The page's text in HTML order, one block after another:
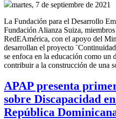
martes, 7 de septiembre de 2021
La Fundación para el Desarrollo
Fundación Alianza Suiza,
RedEAmérica, con el apoyo del
desarrollan el proyecto
se enfoca en la educación como un
contribuir a la construcción de una
APAP presenta
sobre Discapacidad
República